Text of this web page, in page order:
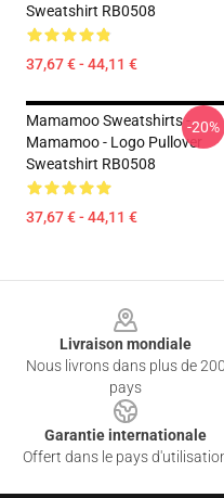
Sweatshirt RB0508
37,67 € - 44,11 €
Mamamoo Sweatshirts -
Mamamoo - Logo Pullover
Sweatshirt RB0508
37,67 € - 44,11 €
-20%
Livraison mondiale
Nous livrons dans plus de 200
pays
Garantie internationale
Offert dans le pays